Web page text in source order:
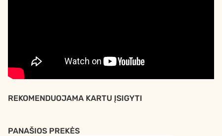
REKOMENDUOJAMA KARTU ĮSIGYTI
PANAŠIOS PREKĖS